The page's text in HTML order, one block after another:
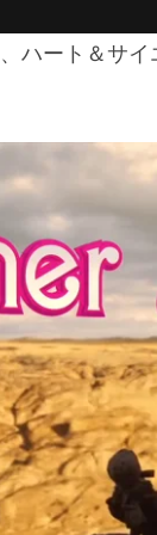
、ハート＆サ